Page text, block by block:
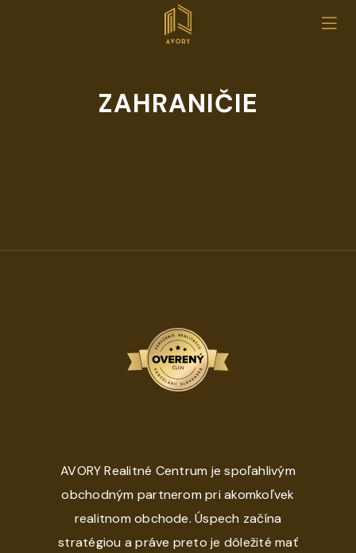
ZAHRANIČIE
AVORY Realitné Centrum je spoľahlivým
obchodným partnerom pri akomkoľvek
realitnom obchode. Úspech začína
stratégiou a práve preto je dôležité mať